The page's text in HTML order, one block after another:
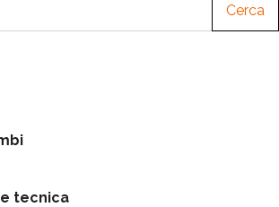
Cerca
tecnica